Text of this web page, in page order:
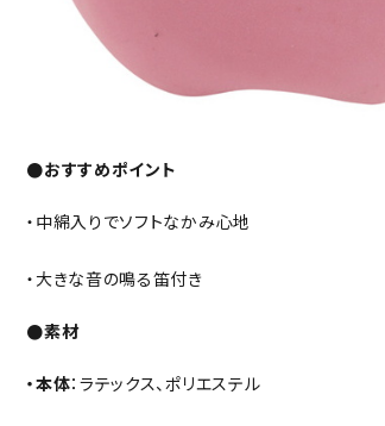
●おすすめポイント
・中綿入りでソフトなかみ心地
・大きな音の鳴る笛付き
●素材
・本体：ラテックス、ポリエステル